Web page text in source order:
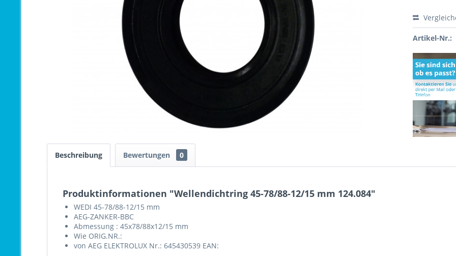
Artikel-Nr.:
Beschreibung Bewertungen 0
Produktinformationen "Wellendichtring 45-78/88-12/15 mm 124.084"
WEDI 45-78/88-12/15 mm
AEG-ZANKER-BBC
Abmessung : 45x78/88x12/15 mm
Wie ORIG.NR.:
von AEG ELEKTROLUX Nr.: 645430539 EAN: